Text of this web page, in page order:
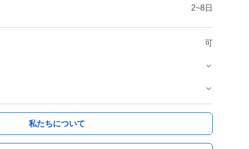
2~8日
可
私たちについて